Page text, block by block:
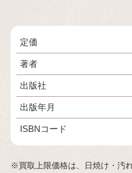
定価
著者
出版社
出版年月
ISBNコード
※買取上限価格は、日焼け・汚